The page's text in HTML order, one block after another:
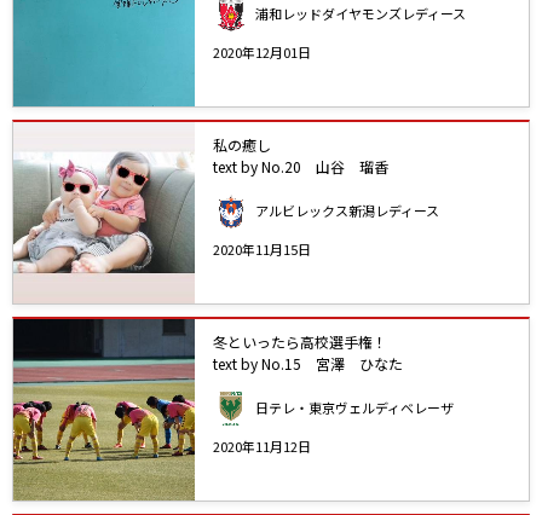
浦和レッドダイヤモンズレディース
2020年12月01日
私の癒し
text by No.20 山谷 瑠香
アルビレックス新潟レディース
2020年11月15日
冬といったら高校選手権！
text by No.15 宮澤 ひなた
日テレ・東京ヴェルディベレーザ
2020年11月12日